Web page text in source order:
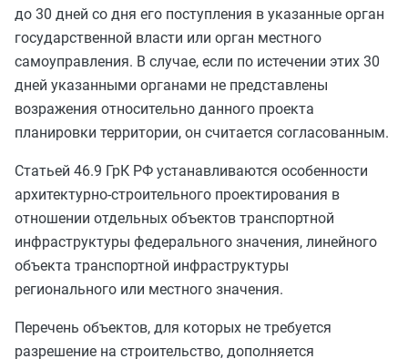
до 30 дней со дня его поступления в указанные орган
государственной власти или орган местного
самоуправления. В случае, если по истечении этих 30
дней указанными органами не представлены
возражения относительно данного проекта
планировки территории, он считается согласованным.
Статьей 46.9 ГрК РФ устанавливаются особенности
архитектурно-строительного проектирования в
отношении отдельных объектов транспортной
инфраструктуры федерального значения, линейного
объекта транспортной инфраструктуры
регионального или местного значения.
Перечень объектов, для которых не требуется
разрешение на строительство, дополняется